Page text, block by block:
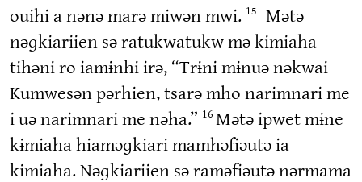
ouihi a nənə marə miwən mwi. 15
Mətə
nəɡkiariien sə ratukwatukw mə kɨmiaha
tihəni ro iamɨnhi irə, “Trɨni mɨnuə nəkwai
Kumwesən pərhien, tsarə mho narimnari me
i uə narimnari me nəha.” 16 Mətə ipwet mɨne
kɨmiaha hiaməɡkiari mamhəfiəutə ia
kɨmiaha. Nəɡkiariien sə raməfiəutə nərmama